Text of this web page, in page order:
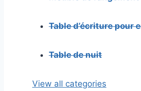
Table d’écriture pour
Table de nuit
View all categories